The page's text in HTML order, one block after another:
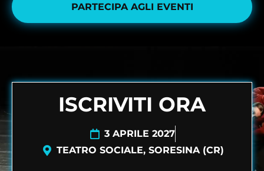
PARTECIPA AGLI EVENTI
ISCRIVITI ORA
3 APRILE 2027
TEATRO SOCIALE, SORESINA (CR)